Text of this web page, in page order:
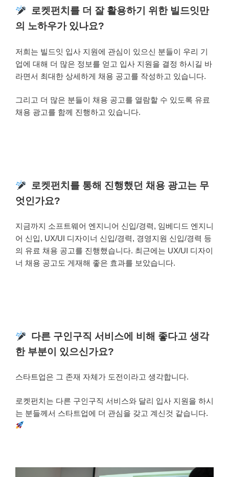
로켓펀치를 더 잘 활용하기 위한 빌드잇만
의 노하우가 있나요?
저희는 빌드잇 입사 지원에 관심이 있으신 분들이 우리 기
업에 대해 더 많은 정보를 얻고 입사 지원을 결정 하시길 바
라면서 최대한 상세하게 채용 공고를 작성하고 있습니다.
그리고 더 많은 분들이 채용 공고를 열람할 수 있도록 유료
채용 광고를 함께 진행하고 있습니다.
로켓펀치를 통해 진행했던 채용 광고는 무
엇인가요?
지금까지 소프트웨어 엔지니어 신입/경력, 임베디드 엔지니
어 신입, UX/UI 디자이너 신입/경력, 경영지원 신입/경력 등
의 유료 채용 공고를 진행했습니다. 최근에는 UX/UI 디자이
너 채용 공고도 게재해 좋은 효과를 보았습니다.
다른 구인구직 서비스에 비해 좋다고 생각
한 부분이 있으신가요?
스타트업은 그 존재 자체가 도전이라고 생각합니다.
로켓펀치는 다른 구인구직 서비스와 달리 입사 지원을 하시
는 분들께서 스타트업에 더 관심을 갖고 계신것 같습니다.